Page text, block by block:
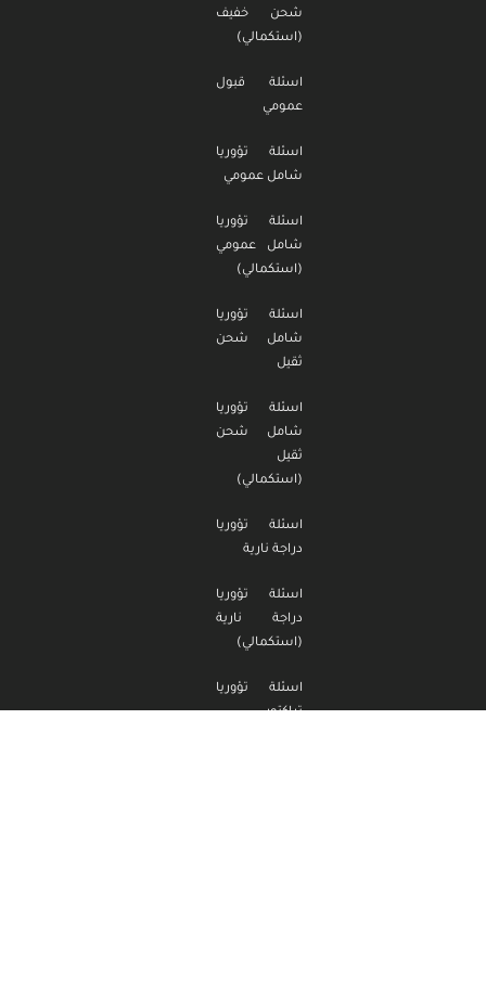
شحن خفيف
(استكمالي)
اسئلة قبول
عمومي
اسئلة تؤوريا
شامل عمومي
اسئلة تؤوريا
شامل عمومي
(استكمالي)
اسئلة تؤوريا
شامل شحن
ثقيل
اسئلة تؤوريا
شامل شحن
ثقيل
(استكمالي)
اسئلة تؤوريا
دراجة نارية
اسئلة تؤوريا
دراجة نارية
(استكمالي)
اسئلة تؤوريا
تراكتور